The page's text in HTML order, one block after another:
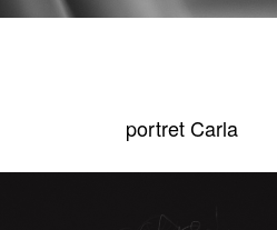
portret Carla